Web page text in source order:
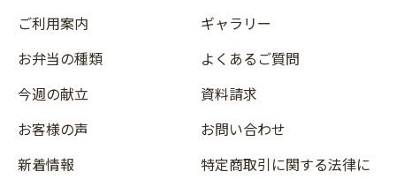
ご利用案内
お弁当の種類
今週の献立
お客様の声
新着情報
ギャラリー
よくあるご質問
資料請求
お問い合わせ
特定商取引に関する法律に